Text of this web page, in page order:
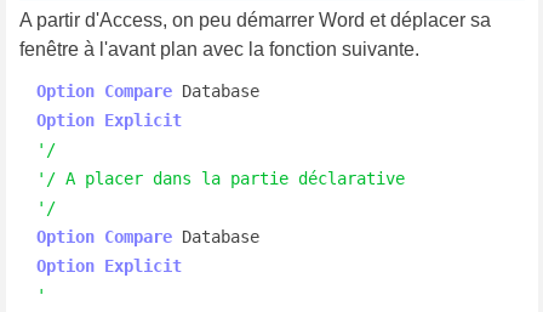
A partir d'Access, on peu démarrer Word et déplacer sa
fenêtre à l'avant plan avec la fonction suivante.
Option Compare
Database
Option Explicit
'/
'/ A placer dans la partie déclarative
'/
Option Compare
Database
Option Explicit
'